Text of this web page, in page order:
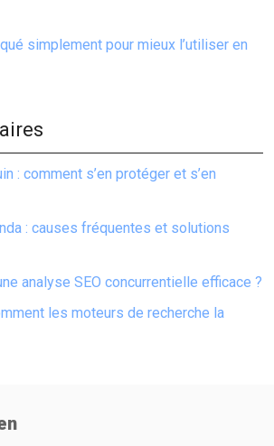
simplement pour mieux l’utiliser en
: comment s’en protéger et s’en
: causes fréquentes et solutions
analyse SEO concurrentielle efficace ?
les moteurs de recherche la